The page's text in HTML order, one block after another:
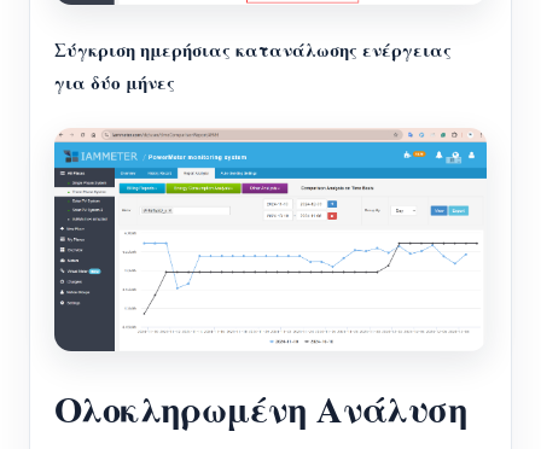
Σύγκριση ημερήσιας κατανάλωσης ενέργειας
για δύο μήνες
Ολοκληρωμένη Ανάλυση